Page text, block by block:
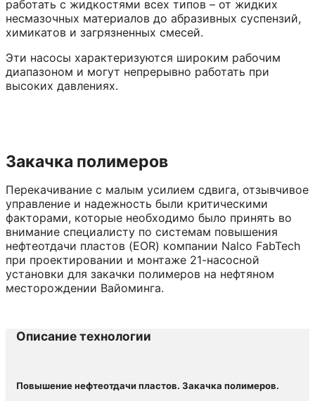
работать с жидкостями всех типов – от жидких
несмазочных материалов до абразивных суспензий,
химикатов и загрязненных смесей.
Эти насосы характеризуются широким рабочим
диапазоном и могут непрерывно работать при
высоких давлениях.
Закачка полимеров
Перекачивание с малым усилием сдвига, отзывчивое
управление и надежность были критическими
факторами, которые необходимо было принять во
внимание специалисту по системам повышения
нефтеотдачи пластов (EOR) компании Nalco FabTech
при проектировании и монтаже 21-насосной
установки для закачки полимеров на нефтяном
месторождении Вайоминга.
Описание технологии
Повышение нефтеотдачи пластов. Закачка полимеров.